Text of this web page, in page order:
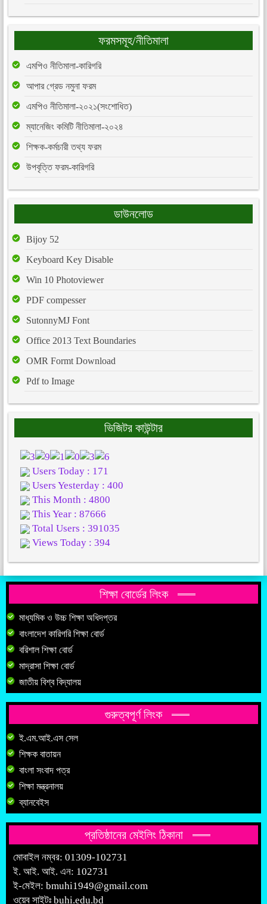
ফরমসমূহ/নীতিমালা
এমপিও নীতিমালা-কারিগরি
আপার গ্রেড নমুনা ফরম
এমপিও নীতিমালা-২০২১(সংশোধিত)
ম্যানেজিং কমিটি নীতিমালা-২০২৪
শিক্ষক-কর্মচারী তথ্য ফরম
উপবৃত্তি ফরম-কারিগরি
ডাউনলোড
Bijoy 52
Keyboard Key Disable
Win 10 Photoviewer
PDF compesser
SutonnyMJ Font
Office 2013 Text Boundaries
OMR Formt Download
Pdf to Image
ভিজিটর কাউন্টার
Users Today : 171
Users Yesterday : 400
This Month : 4800
This Year : 87666
Total Users : 391035
Views Today : 394
শিক্ষা বোর্ডের লিংক
মাধ্যমিক ও উচ্চ শিক্ষা অধিদপ্তর
বাংলাদেশ কারিগরি শিক্ষা বোর্ড
বরিশাল শিক্ষা বোর্ড
মাদ্রাসা শিক্ষা বোর্ড
জাতীয় বিশ্ব বিদ্যালয়
গুরুত্বপূর্ণ লিংক
ই.এম.আই.এস সেল
শিক্ষক বাতায়ন
বাংলা সংবাদ পত্র
শিক্ষা মন্ত্রনালয়
ব্যানবেইস
প্রতিষ্ঠানের মেইলিং ঠিকানা
মোবাইল নম্বর: 01309-102731
ই. আই. আই. এন: 102731
ই-মেইল: bmuhi1949@gmail.com
ওয়েব সাইটঃ buhi.edu.bd